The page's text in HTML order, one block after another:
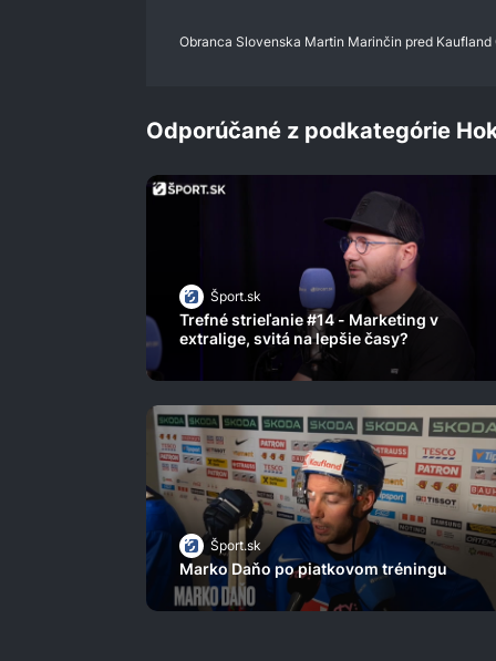
Obranca Slovenska Martin Marinčin pred Kaufland
Odporúčané z podkategórie
Šport.sk
Trefné strieľanie #14 - Marketing v
extralige, svitá na lepšie časy?
Šport.sk
Marko Daňo po piatkovom tréningu